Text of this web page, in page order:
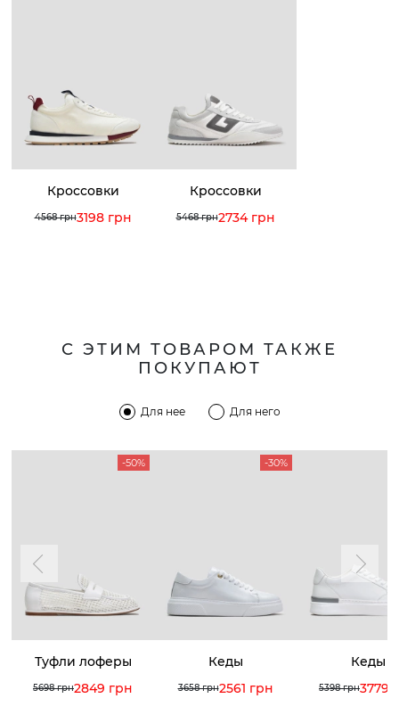
Кроссовки
4568 грн3198 грн
Кроссовки
5468 грн2734 грн
С ЭТИМ ТОВАРОМ ТАКЖЕ
ПОКУПАЮТ
Для нее Для него
-50%
Туфли лоферы
5698 грн2849 грн
-30%
Кеды
3658 грн2561 грн
Кеды
5398 грн3779